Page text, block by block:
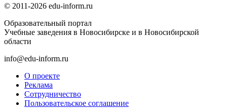
© 2011-2026 edu-inform.ru
Образовательный портал
Учебные заведения в Новосибирске и в Новосибирской
области
info@edu-inform.ru
О проекте
Реклама
Сотрудничество
Пользовательское соглашение